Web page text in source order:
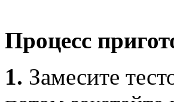
Процесс
1. Замесите